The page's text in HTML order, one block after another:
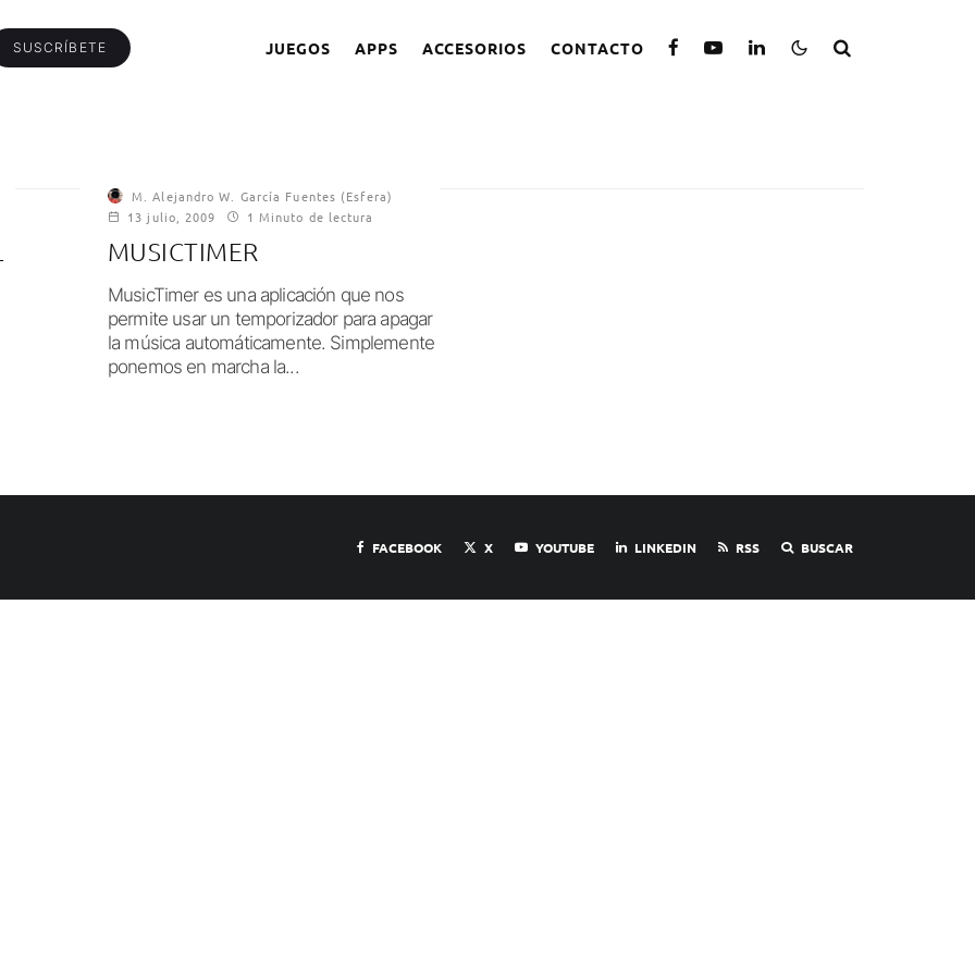
SUSCRÍBETE JUEGOS APPS ACCESORIOS CONTACTO
M. Alejandro W. García Fuentes (Esfera)
13 julio, 2009
1 Minuto de lectura
MUSICTIMER
MusicTimer es una aplicación que nos
permite usar un temporizador para apagar
la música automáticamente. Simplemente
ponemos en marcha la...
FACEBOOK X YOUTUBE LINKEDIN RSS BUSCAR